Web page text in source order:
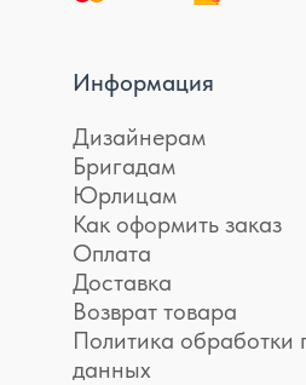
Информация
Дизайнерам
Бригадам
Юрлицам
Как оформить заказ
Оплата
Доставка
Возврат товара
Политика обработки
данных